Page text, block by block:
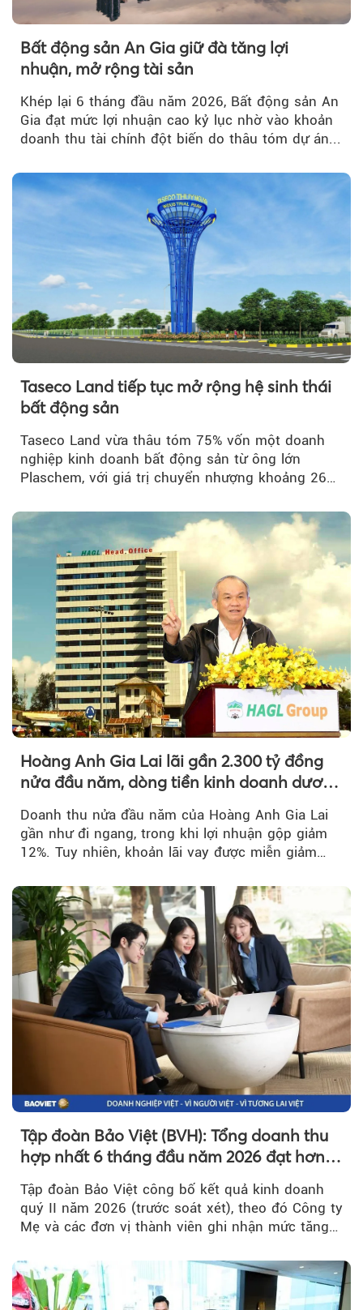
Bất động sản An Gia giữ đà tăng lợi
nhuận, mở rộng tài sản
Khép lại 6 tháng đầu năm 2026, Bất động sản An
Gia đạt mức lợi nhuận cao kỷ lục nhờ vào khoản
doanh thu tài chính đột biến do thâu tóm dự án...
Taseco Land tiếp tục mở rộng hệ sinh thái
bất động sản
Taseco Land vừa thâu tóm 75% vốn một doanh
nghiệp kinh doanh bất động sản từ ông lớn
Plaschem, với giá trị chuyển nhượng khoảng 262
Hoàng Anh Gia Lai lãi gần 2.300 tỷ đồng
nửa đầu năm, dòng tiền kinh doanh dương
Doanh thu nửa đầu năm của Hoàng Anh Gia Lai
gần như đi ngang, trong khi lợi nhuận gộp giảm
12%. Tuy nhiên, khoản lãi vay được miễn giảm
Tập đoàn Bảo Việt (BVH): Tổng doanh thu
hợp nhất 6 tháng đầu năm 2026 đạt hơn
Tập đoàn Bảo Việt công bố kết quả kinh doanh
quý II năm 2026 (trước soát xét), theo đó Công ty
Mẹ và các đơn vị thành viên ghi nhận mức tăng